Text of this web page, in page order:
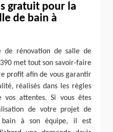
gratuit pour la
de bain à
de rénovation de salle de
met tout son savoir-faire
profit afin de vous garantir
réalisés dans les règles
attentes. Si vous êtes
de votre projet de
bain à son équipe, il est